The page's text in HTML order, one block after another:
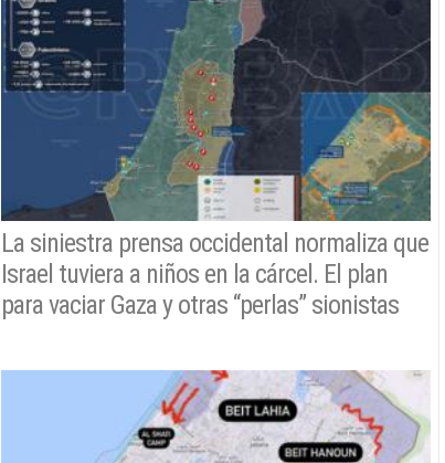
La siniestra prensa occidental normaliza que
Israel tuviera a niños en la cárcel. El plan
para vaciar Gaza y otras “perlas” sionistas